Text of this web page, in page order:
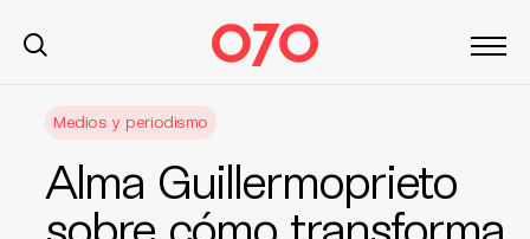
Medios y periodismo
Alma Guillermoprieto
sobre cómo transforma